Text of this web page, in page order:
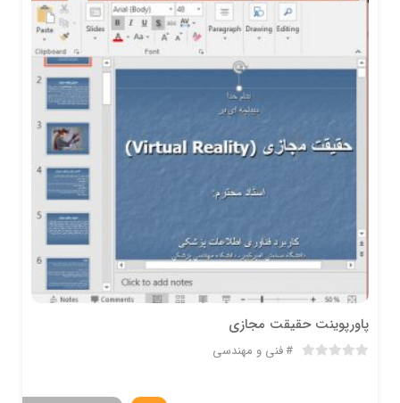
پاورپوینت حقیقت مجازی
فنی و مهندسی